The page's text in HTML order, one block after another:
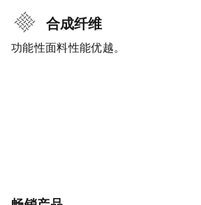
合成纤维
功能性面料性能优越。